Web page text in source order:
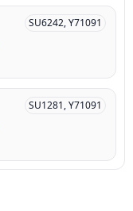
SU6242, Y71091
SU1281, Y71091